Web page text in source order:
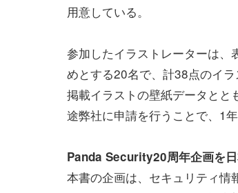
用意している。
参加したイラストレーターは、
めとする20名で、計38点のイ
掲載イラストの壁紙データと
途弊社に申請を行うことで、1
Panda Security20周年企画を
本書の企画は、セキュリティ情